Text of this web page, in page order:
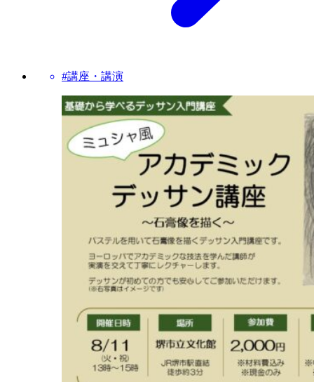
#講座・講演